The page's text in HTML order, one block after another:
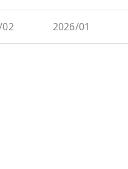
02 2026/01